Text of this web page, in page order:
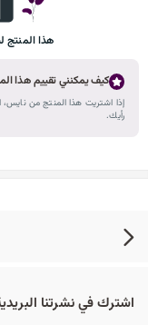
هذا المنتج
كيف يمكنني تقييم هذا
إذا اشتريت هذا المنتج من
رأيك.
اشترك في نشرتنا